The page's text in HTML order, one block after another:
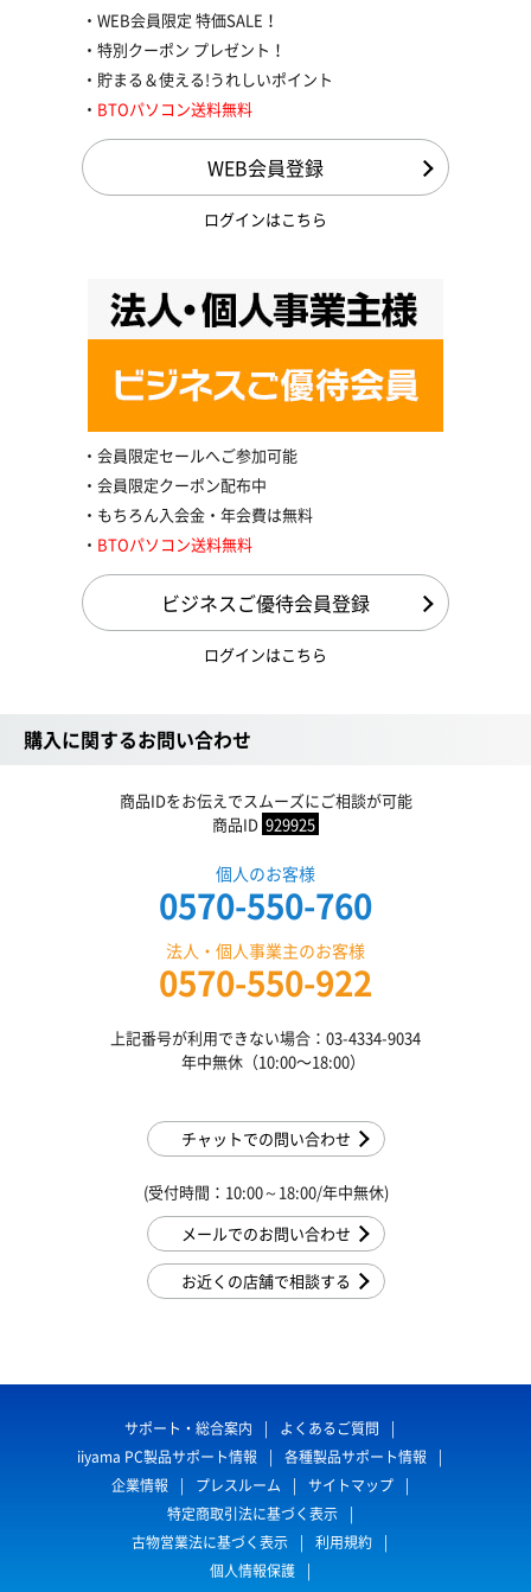
WEB会員限定 特価SALE！
特別クーポン プレゼント！
貯まる＆使える!うれしいポイント
BTOパソコン送料無料
WEB会員登録
ログインはこちら
会員限定セールへご参加可能
会員限定クーポン配布中
もちろん入会金・年会費は無料
BTOパソコン送料無料
ビジネスご優待会員登録
ログインはこちら
購入に関するお問い合わせ
商品IDをお伝えでスムーズにご相談が可能
商品ID 929925
個人のお客様
0570-550-760
法人・個人事業主のお客様
0570-550-922
上記番号が利用できない場合：03-4334-9034
年中無休（10:00〜18:00）
チャットでの問い合わせ
(受付時間：10:00～18:00/年中無休)
メールでのお問い合わせ
お近くの店舗で相談する
サポート・総合案内
よくあるご質問
iiyama PC製品サポート情報
各種製品サポート情報
企業情報
プレスルーム
サイトマップ
特定商取引法に基づく表示
古物営業法に基づく表示
利用規約
個人情報保護